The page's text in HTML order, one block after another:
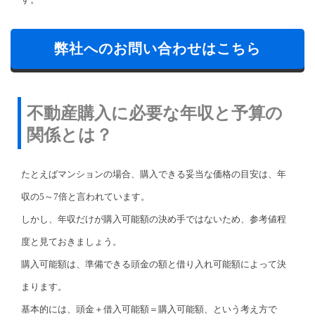
弊社へのお問い合わせはこちら
不動産購入に必要な年収と予算の
関係とは？
たとえばマンションの場合、購入できる妥当な価格の目安は、年
収の5～7倍と言われています。
しかし、年収だけが購入可能額の決め手ではないため、参考値程
度と見ておきましょう。
購入可能額は、準備できる頭金の額と借り入れ可能額によって決
まります。
基本的には、頭金＋借入可能額＝購入可能額、という考え方で